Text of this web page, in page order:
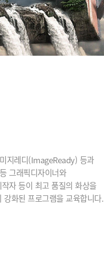
지레디(ImageReady) 등과
그래픽디자이너와
자 등이 최고 품질의 화상을
화된 프로그램을 교육합니다.